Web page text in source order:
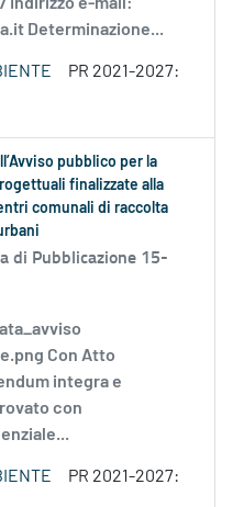
Indirizzo e-mail:
Determinazione...
PR 2021-2027:
pubblico per la
finalizzate alla
comunali di raccolta
di Pubblicazione 15-
Con Atto
integra e
con
PR 2021-2027: